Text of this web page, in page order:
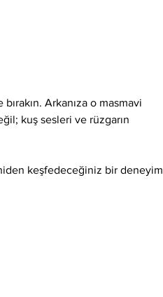
Arkanıza o masmavi
kuş sesleri ve rüzgarın
keşfedeceğiniz bir deneyim